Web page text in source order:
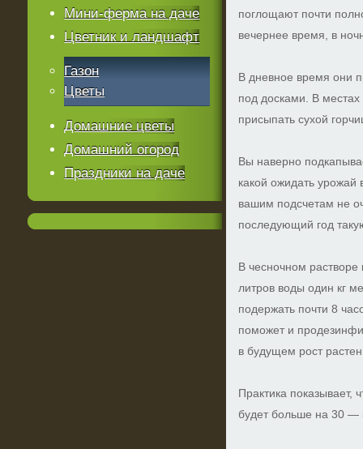
поглощают почти
вечернее время, в
В дневное время они
под досками. В местах
присыпать сухой
Вы наверно
какой ожидать
вашим подсчетам не
последующий год
В чесночном растворе
литров воды один кг
подержать почти 8
поможет и
в будущем рост
Практика показывает,
будет больше на 30 —
Мини-ферма на даче
Цветник и ландшафт
Газон
Цветы
Домашние цветы
Домашний огород
Праздники на даче